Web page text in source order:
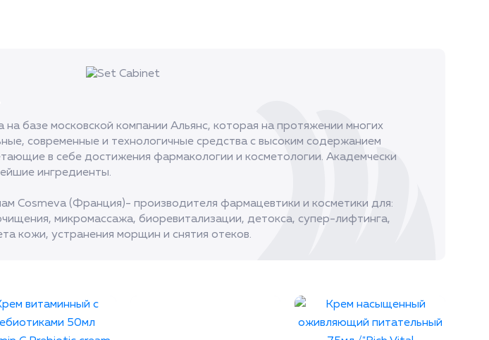
базе московской компании Альянс, которая на протяжении многих
современные и технологичные средства с высоким содержанием
в себе достижения фармакологии и косметологии. Академчески
ингредиенты.
Cosmeva (Франция)- производителя фармацевтики и косметики для:
микромассажа, биоревитализации, детокса, супер-лифтинга,
кожи, устранения морщин и снятия отеков.